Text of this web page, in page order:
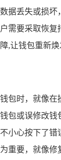
据丢失或损坏
需要采取恢复
,让钱包重新焕
包时，就像
包或误修改钱
小心按下了错
重要，就像修